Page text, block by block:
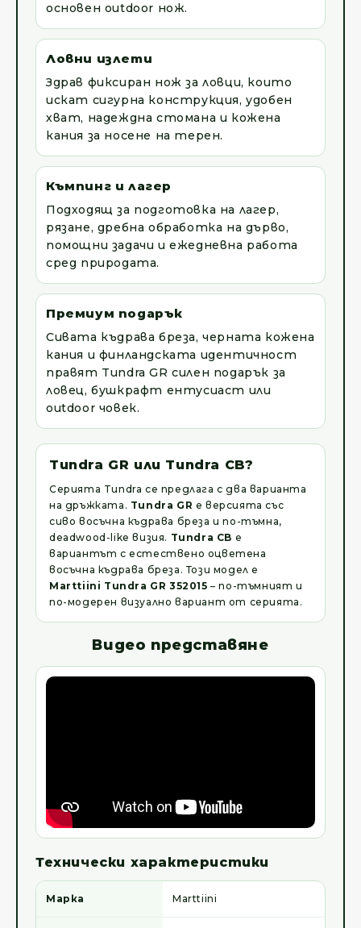
основен outdoor нож.
Ловни излети
Здрав фиксиран нож за ловци, които
искат сигурна конструкция, удобен
хват, надеждна стомана и кожена
кания за носене на терен.
Къмпинг и лагер
Подходящ за подготовка на лагер,
рязане, дребна обработка на дърво,
помощни задачи и ежедневна работа
сред природата.
Премиум подарък
Сивата къдрава бреза, черната кожена
кания и финландската идентичност
правят Tundra GR силен подарък за
ловец, бушкрафт ентусиаст или
outdoor човек.
Tundra GR или Tundra CB?
Серията Tundra се предлага с два варианта
на дръжката. Tundra GR е версията със
сиво восъчна къдрава бреза и по-тъмна,
deadwood-like визия. Tundra CB е
вариантът с естествено оцветена
восъчна къдрава бреза. Този модел е
Marttiini Tundra GR 352015 – по-тъмният и
по-модерен визуално вариант от серията.
Видео представяне
Технически характеристики
Марка Marttiini